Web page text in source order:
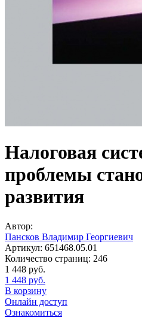
Налоговая
проблемы
развития
Автор:
Пансков Владимир Георгиевич
Артикул: 651468.05.01
Количество страниц: 246
1 448 руб.
1 448 руб.
В корзину
Онлайн доступ
Ознакомиться